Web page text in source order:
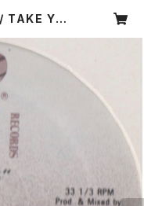
/ TAKE YO